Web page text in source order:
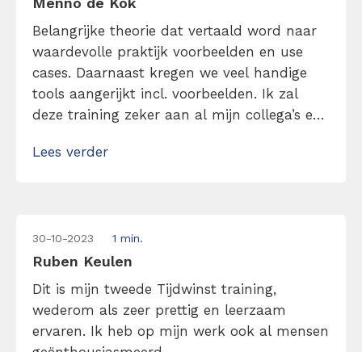
Belangrijke theorie dat vertaald word naar
waardevolle praktijk voorbeelden en use
cases. Daarnaast kregen we veel handige
tools aangerijkt incl. voorbeelden. Ik zal
deze training zeker aan al mijn collega’s en
Lees verder
30-10-2023 1 min.
Ruben Keulen
Dit is mijn tweede Tijdwinst training,
wederom als zeer prettig en leerzaam
ervaren. Ik heb op mijn werk ook al mensen